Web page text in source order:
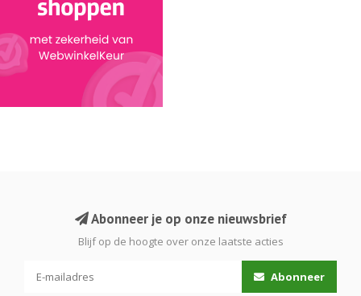
Abonneer je op onze nieuwsbrief
Blijf op de hoogte over onze laatste acties
Abonneer